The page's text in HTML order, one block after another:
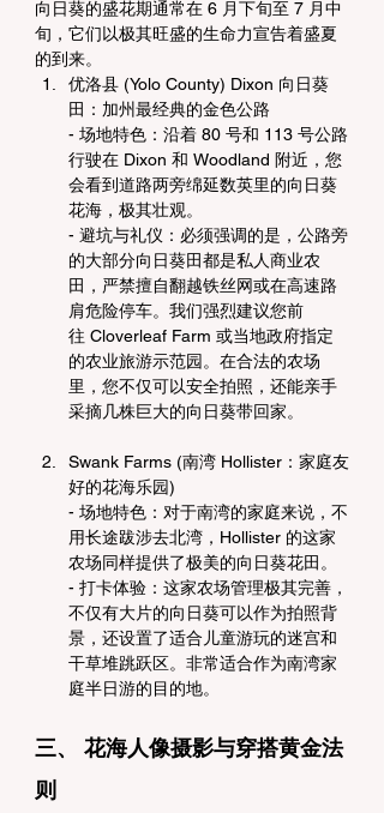
向日葵的盛花期通常在 6 月下旬至 7 月中
旬，它们以极其旺盛的生命力宣告着盛夏
的到来。
优洛县 (Yolo County) Dixon 向日葵
田：加州最经典的金色公路
- 场地特色：沿着 80 号和 113 号公路
行驶在 Dixon 和 Woodland 附近，您
会看到道路两旁绵延数英里的向日葵
花海，极其壮观。
- 避坑与礼仪：必须强调的是，公路旁
的大部分向日葵田都是私人商业农
田，严禁擅自翻越铁丝网或在高速路
肩危险停车。我们强烈建议您前
往 Cloverleaf Farm 或当地政府指定
的农业旅游示范园。在合法的农场
里，您不仅可以安全拍照，还能亲手
采摘几株巨大的向日葵带回家。
Swank Farms (南湾 Hollister：家庭友
好的花海乐园)
- 场地特色：对于南湾的家庭来说，不
用长途跋涉去北湾，Hollister 的这家
农场同样提供了极美的向日葵花田。
- 打卡体验：这家农场管理极其完善，
不仅有大片的向日葵可以作为拍照背
景，还设置了适合儿童游玩的迷宫和
干草堆跳跃区。非常适合作为南湾家
庭半日游的目的地。
三、 花海人像摄影与穿搭黄金法
则